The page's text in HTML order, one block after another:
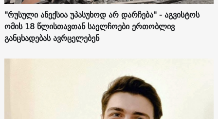
"რუსული ანექსია უპასუხოდ არ დარჩება" - აგვისტოს
ომის 18 წლისთავთან საელჩოები ერთობლივ
განცხადებას ავრცელებენ